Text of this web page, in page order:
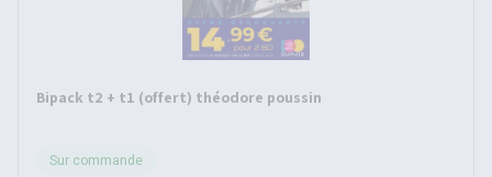
Bipack t2 + t1 (offert) théodore poussin
Sur commande